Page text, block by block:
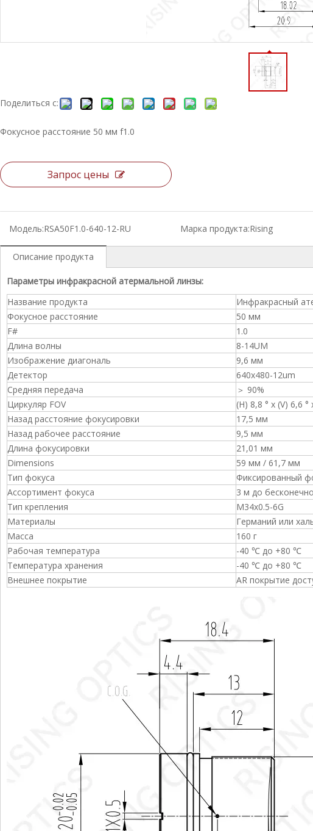
Поделиться с:
Фокусное расстояние 50 мм f1.0
Запрос цены
Модель:RSA50F1.0-640-12-RU Марка продукта:Rising
Описание продукта
Параметры инфракрасной атермальной линзы:
Название продукта
Инфракрасный
Фокусное расстояние
50 мм
F#
1.0
Длина волны
8-14UM
Изображение диагональ
9,6 мм
Детектор
640x480-12um
Средняя передача
＞ 90%
Циркуляр FOV
(H) 8,8 ° x (V) 6,6 °
Назад расстояние фокусировки
17,5 мм
Назад рабочее расстояние
9,5 мм
Длина фокусировки
21,01 мм
Dimensions
59 мм / 61,7 мм
Тип фокуса
Фиксированный
Ассортимент фокуса
3 м до
Тип крепления
M34x0.5-6G
Материалы
Германий или
Масса
160 г
Рабочая температура
-40 ℃ до +80 ℃
Температура хранения
-40 ℃ до +80 ℃
Внешнее покрытие
AR покрытие